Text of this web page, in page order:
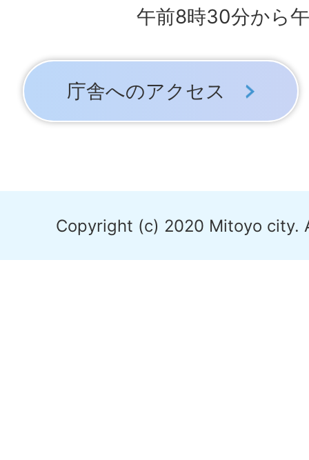
午前8時30分から
庁舎へのアクセス
Copyright (c) 2020 Mitoyo city.